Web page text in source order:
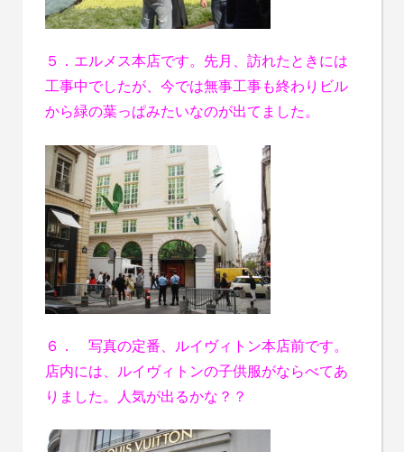
５．エルメス本店です。先月、訪れたときには
工事中でしたが、今では無事工事も終わりビル
から緑の葉っぱみたいなのが出てました。
６． 写真の定番、ルイヴィトン本店前です。
店内には、ルイヴィトンの子供服がならべてあ
りました。人気が出るかな？？